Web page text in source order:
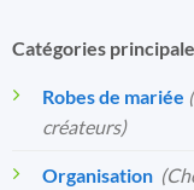
Catégories
Robes de mariée
créateurs)
Organisation️